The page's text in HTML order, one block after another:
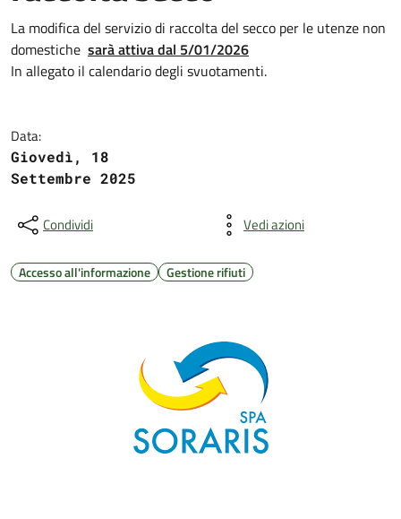
La modifica del servizio di raccolta del secco per le utenze non
domestiche sarà attiva dal 5/01/2026
In allegato il calendario degli svuotamenti.
Data:
Giovedì, 18
Settembre 2025
Condividi Vedi azioni
Accesso all'informazione Gestione rifiuti